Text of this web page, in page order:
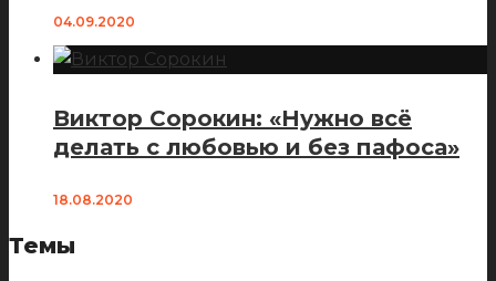
04.09.2020
Виктор Сорокин: «Нужно всё
делать с любовью и без пафоса»
18.08.2020
Темы